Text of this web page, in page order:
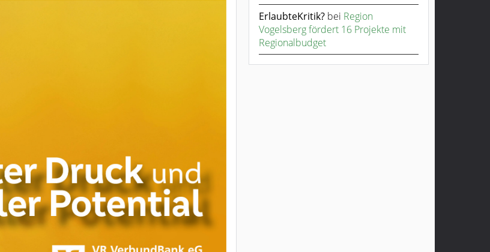
ErlaubteKritik? bei Region
Vogelsberg fördert 16 Projekte mit
Regionalbudget